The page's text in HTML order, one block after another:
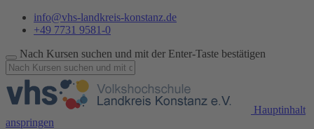
info@vhs-landkreis-konstanz.de
+49 7731 9581-0
Nach Kursen suchen und mit der Enter-Taste bestätigen
Hauptinhalt
anspringen